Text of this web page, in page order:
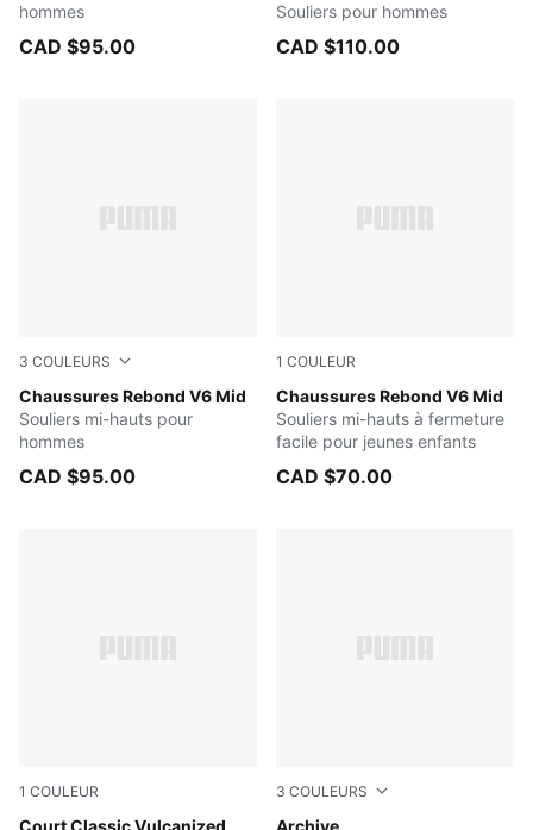
hommes
CAD $95.00
Souliers pour hommes
CAD $110.00
3 COULEURS
Chaussures Rebond V6 Mid
PUMA White-PUMA Black-For All Time Red
Souliers mi-hauts pour
hommes
CAD $95.00
1 COULEUR
Chaussures Rebond V6 Mid
PUMA White-PUMA Black-
Souliers mi-hauts à fermeture
facile pour jeunes enfants
CAD $70.00
1 COULEUR
Court Classic Vulcanized
3 COULEURS
Archive